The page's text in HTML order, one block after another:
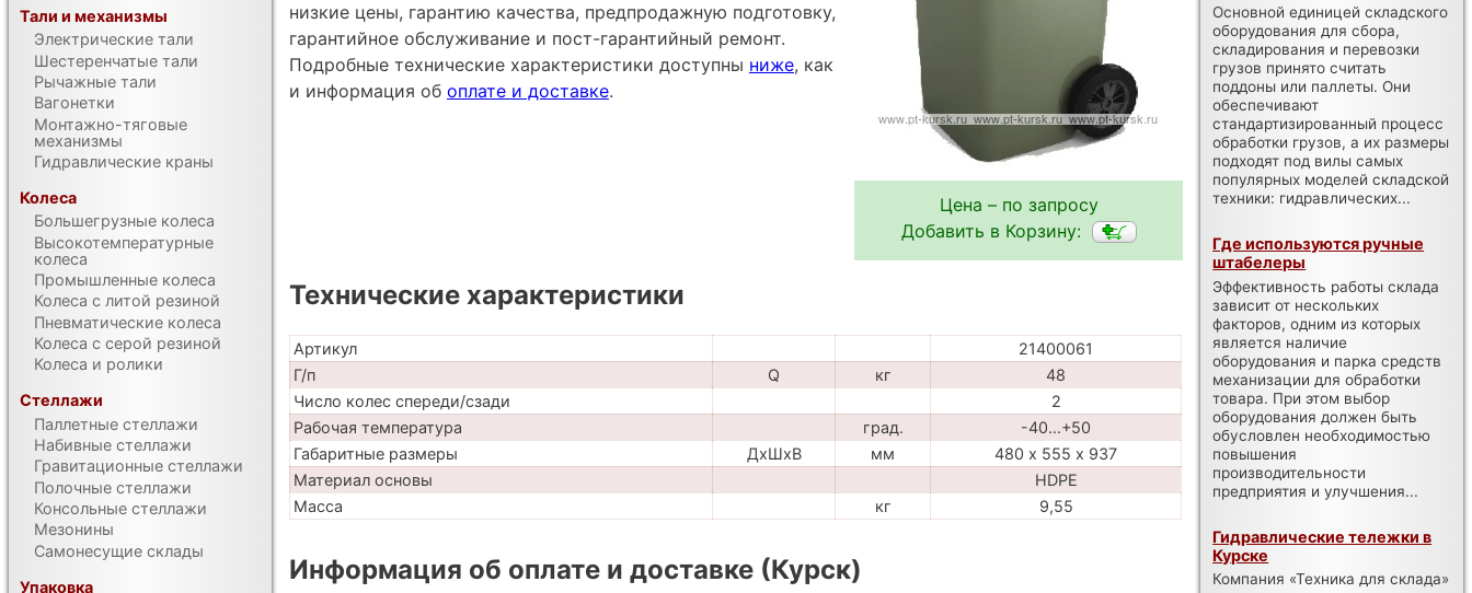
Цена – по запросу
Добавить в Корзину:
низкие цены, гарантию качества, предпродажную подготовку,
гарантийное обслуживание и пост-гарантийный ремонт.
Подробные технические характеристики доступны ниже, как
и информация об оплате и доставке.
Технические характеристики
Артикул
21400061
Г/п
Q кг
48
Число колес спереди/сзади
2
Рабочая температура
град.
-40…+50
Габаритные размеры
ДхШхВ мм
480 х 555 х 937
Материал основы
HDPE
Масса
кг 9,55
Информация об оплате и доставке (Курск)
Тали и механизмы
Электрические тали
Шестеренчатые тали
Рычажные тали
Вагонетки
Монтажно-тяговые
механизмы
Гидравлические краны
Колеса
Большегрузные колеса
Высокотемпературные
колеса
Промышленные колеса
Колеса с литой резиной
Пневматические колеса
Колеса с серой резиной
Колеса и ролики
Стеллажи
Паллетные стеллажи
Набивные стеллажи
Гравитационные стеллажи
Полочные стеллажи
Консольные стеллажи
Мезонины
Самонесущие склады
Упаковка
Основной единицей складского
оборудования для сбора,
складирования и перевозки
грузов принято считать
поддоны или паллеты. Они
обеспечивают
стандартизированный процесс
обработки грузов, а их размеры
подходят под вилы самых
популярных моделей складской
техники: гидравлических...
Где используются ручные
штабелеры
Эффективность работы склада
зависит от нескольких
факторов, одним из которых
является наличие
оборудования и парка средств
механизации для обработки
товара. При этом выбор
оборудования должен быть
обусловлен необходимостью
повышения
производительности
предприятия и улучшения...
Гидравлические тележки в
Курске
Компания «Техника для склада»